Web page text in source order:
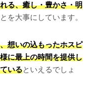
る、癒し・豊かさ・明
を大事にしています。
想いの込もったホスピ
に最上の時間を提供し
いるといえるでしょ